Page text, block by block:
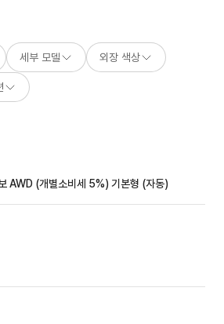
세부 모델 외장 색상
AWD (개별소비세 5%) 기본형 (자동)